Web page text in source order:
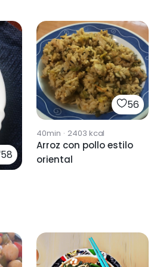
58
56
40min · 2403 kcal
Arroz con pollo estilo
oriental